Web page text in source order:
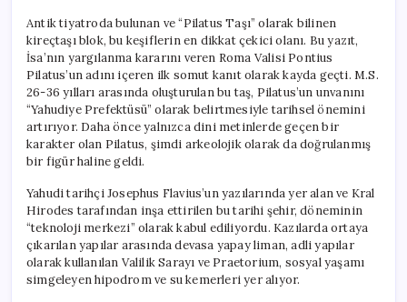
Antik tiyatroda bulunan ve “Pilatus Taşı” olarak bilinen
kireçtaşı blok, bu keşiflerin en dikkat çekici olanı. Bu yazıt,
İsa’nın yargılanma kararını veren Roma Valisi Pontius
Pilatus’un adını içeren ilk somut kanıt olarak kayda geçti. M.S.
26-36 yılları arasında oluşturulan bu taş, Pilatus’un unvanını
“Yahudiye Prefektüsü” olarak belirtmesiyle tarihsel önemini
artırıyor. Daha önce yalnızca dini metinlerde geçen bir
karakter olan Pilatus, şimdi arkeolojik olarak da doğrulanmış
bir figür haline geldi.
Yahudi tarihçi Josephus Flavius’un yazılarında yer alan ve Kral
Hirodes tarafından inşa ettirilen bu tarihi şehir, döneminin
“teknoloji merkezi” olarak kabul ediliyordu. Kazılarda ortaya
çıkarılan yapılar arasında devasa yapay liman, adli yapılar
olarak kullanılan Valilik Sarayı ve Praetorium, sosyal yaşamı
simgeleyen hipodrom ve su kemerleri yer alıyor.